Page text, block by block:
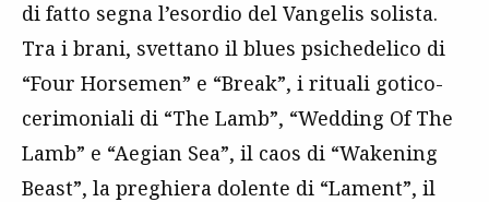
di fatto segna l’esordio del Vangelis solista.
Tra i brani, svettano il blues psichedelico di
“Four Horsemen” e “Break”, i rituali gotico-
cerimoniali di “The Lamb”, “Wedding Of The
Lamb” e “Aegian Sea”, il caos di “Wakening
Beast”, la preghiera dolente di “Lament”, il